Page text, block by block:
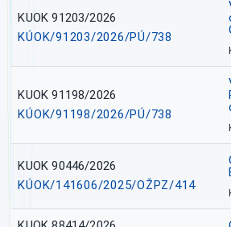
KUOK 91203/2026
KÚOK/91203/2026/PÚ/738
KUOK 91198/2026
KÚOK/91198/2026/PÚ/738
KUOK 90446/2026
KÚOK/141606/2025/OŽPZ/414